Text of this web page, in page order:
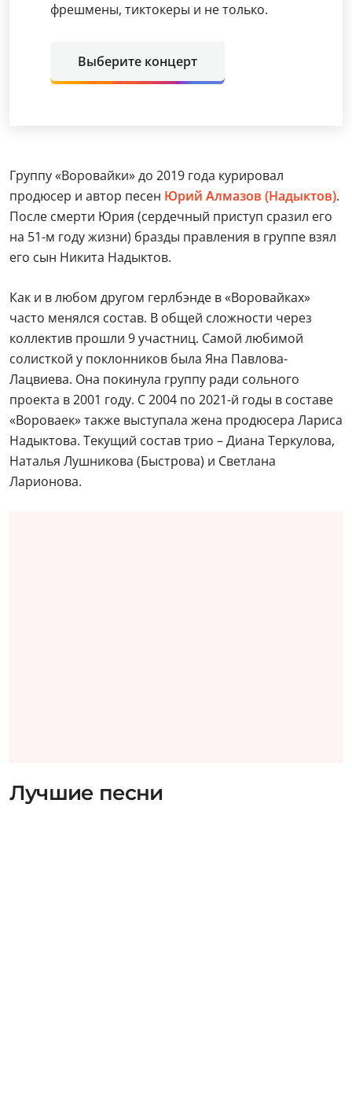
фрешмены, тиктокеры и не только.
Выберите концерт
Группу «Воровайки» до 2019 года курировал
продюсер и автор песен Юрий Алмазов (Надыктов).
После смерти Юрия (сердечный приступ сразил его
на 51-м году жизни) бразды правления в группе взял
его сын Никита Надыктов.
Как и в любом другом герлбэнде в «Воровайках»
часто менялся состав. В общей сложности через
коллектив прошли 9 участниц. Самой любимой
солисткой у поклонников была Яна Павлова-
Лацвиева. Она покинула группу ради сольного
проекта в 2001 году. С 2004 по 2021-й годы в составе
«Вороваек» также выступала жена продюсера Лариса
Надыктова. Текущий состав трио – Диана Теркулова,
Наталья Лушникова (Быстрова) и Светлана
Ларионова.
Лучшие песни